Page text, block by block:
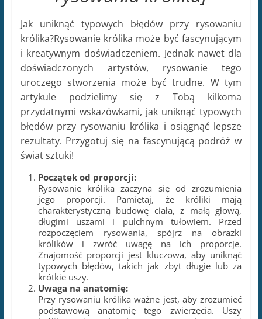
świat sztuki!
Początek od proporcji:
Rysowanie królika zaczyna się od zrozumienia
jego proporcji. Pamiętaj, że króliki mają
charakterystyczną budowę ciała, z małą głową,
długimi uszami i pulchnym tułowiem. Przed
rozpoczęciem rysowania, spójrz na obrazki
królików i zwróć uwagę na ich proporcje.
Znajomość proporcji jest kluczowa, aby uniknąć
typowych błędów, takich jak zbyt długie lub za
krótkie uszy.
Uwaga na anatomię:
Przy rysowaniu królika ważne jest, aby zrozumieć
podstawową anatomię tego zwierzęcia. Uszy
królika są jego charakterystycznym elementem i
powinny być odpowiednio umiejscowione.
Pamiętaj, że uszy królika są zazwyczaj dłuższe niż
jego głowa. Również oczy królika znajdują się z
boku głowy, a nie na środku.
Wybierz odpowiedni kształt ciała:
Króliki mają różne kształty ciał, w zależności od
rasy. Niezależnie od tego, jaki kształt wybierzesz,
pamiętaj, aby zachować proporcje. Niezbyt długie
ani niezbyt krótkie tułowie mogą wpłynąć na
ostateczny wygląd rysunku. Staraj się oddać
pulchność ciała królika, ale nie przesadzaj z jego
rozmiarem.